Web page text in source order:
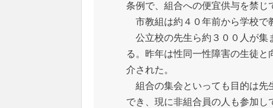
条例で、組合への便宜供与を禁じ
市教組は約４０年前から学校で
公立校の先生ら約３００人が集
る。昨年は性同一性障害の生徒
介された。
組合の集会といっても目的は先
でき、現に非組合員の人も参加し